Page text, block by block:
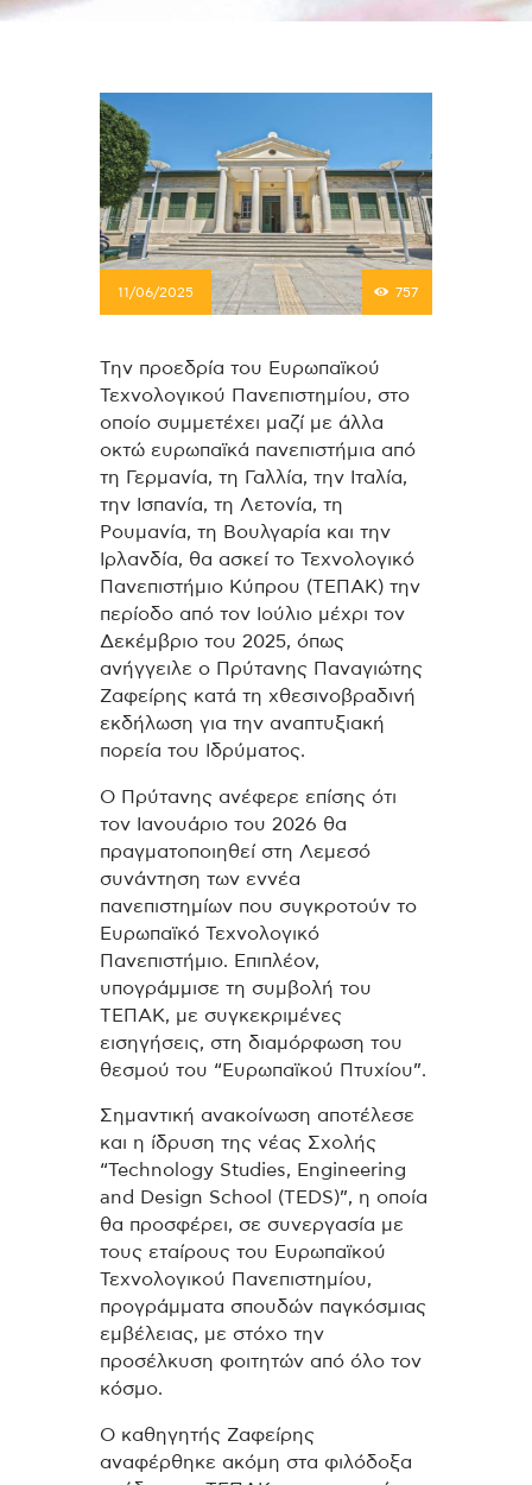
11/06/2025 757
Την προεδρία του Ευρωπαϊκού
Τεχνολογικού Πανεπιστημίου, στο
οποίο συμμετέχει μαζί με άλλα
οκτώ ευρωπαϊκά πανεπιστήμια από
τη Γερμανία, τη Γαλλία, την Ιταλία,
την Ισπανία, τη Λετονία, τη
Ρουμανία, τη Βουλγαρία και την
Ιρλανδία, θα ασκεί το Τεχνολογικό
Πανεπιστήμιο Κύπρου (ΤΕΠΑΚ) την
περίοδο από τον Ιούλιο μέχρι τον
Δεκέμβριο του 2025, όπως
ανήγγειλε ο Πρύτανης Παναγιώτης
Ζαφείρης κατά τη χθεσινοβραδινή
εκδήλωση για την αναπτυξιακή
πορεία του Ιδρύματος.
Ο Πρύτανης ανέφερε επίσης ότι
τον Ιανουάριο του 2026 θα
πραγματοποιηθεί στη Λεμεσό
συνάντηση των εννέα
πανεπιστημίων που συγκροτούν το
Ευρωπαϊκό Τεχνολογικό
Πανεπιστήμιο. Επιπλέον,
υπογράμμισε τη συμβολή του
ΤΕΠΑΚ, με συγκεκριμένες
εισηγήσεις, στη διαμόρφωση του
θεσμού του “Ευρωπαϊκού Πτυχίου”.
Σημαντική ανακοίνωση αποτέλεσε
και η ίδρυση της νέας Σχολής
“Technology Studies, Engineering
and Design School (TEDS)”, η οποία
θα προσφέρει, σε συνεργασία με
τους εταίρους του Ευρωπαϊκού
Τεχνολογικού Πανεπιστημίου,
προγράμματα σπουδών παγκόσμιας
εμβέλειας, με στόχο την
προσέλκυση φοιτητών από όλο τον
κόσμο.
Ο καθηγητής Ζαφείρης
αναφέρθηκε ακόμη στα φιλόδοξα